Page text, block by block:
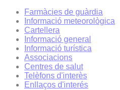
Farmàcies de guàrdia
Informació meteorològica
Cartellera
Informació general
Informació turística
Associacions
Centres de salut
Telèfons d'interès
Enllaços d'interés